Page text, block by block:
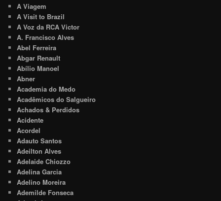
A Viagem
A Visit to Brazil
A Voz da RCA Victor
A. Francisco Alves
Abel Ferreira
Abgar Renault
Abílio Manoel
Abner
Academia do Medo
Acadêmicos do Salgueiro
Achados & Perdidos
Acidente
Acordel
Adauto Santos
Adeilton Alves
Adelaide Chiozzo
Adelina Garcia
Adelino Moreira
Ademilde Fonseca